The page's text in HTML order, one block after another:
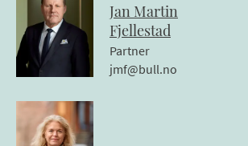
Jan Martin
Fjellestad
Partner
jmf@bull.no